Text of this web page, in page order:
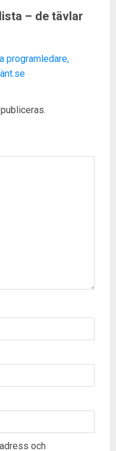
– de tävlar
programledare,
och